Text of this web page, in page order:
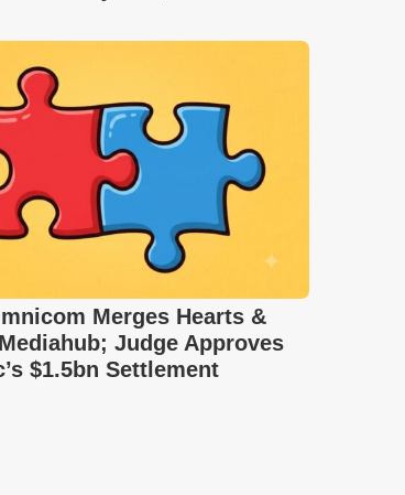
Merges Hearts &
Judge Approves
$1.5bn Settlement